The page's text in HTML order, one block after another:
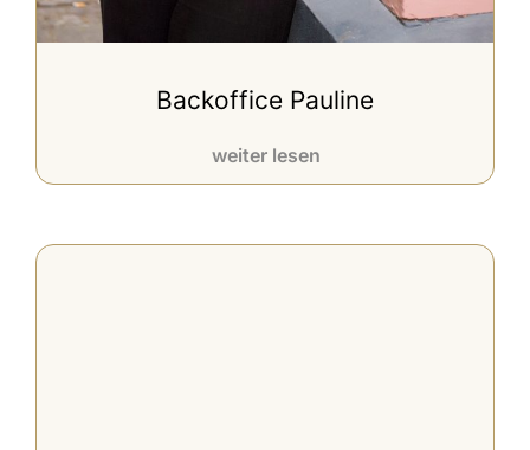
Backoffice Pauline
weiter lesen